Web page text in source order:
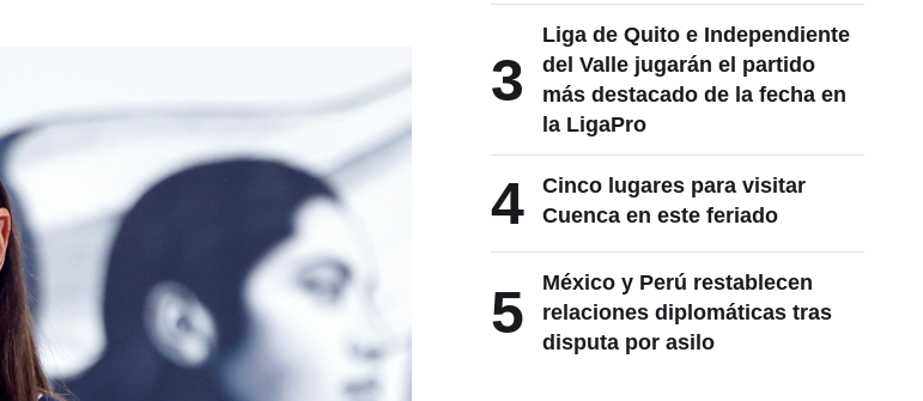
3
Liga de Quito e Independiente
del Valle jugarán el partido
más destacado de la fecha en
la LigaPro
4
Cinco lugares para visitar
Cuenca en este feriado
5
México y Perú restablecen
relaciones diplomáticas tras
disputa por asilo